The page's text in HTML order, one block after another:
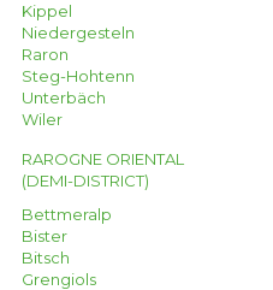
Kippel
Niedergesteln
Raron
Steg-Hohtenn
Unterbäch
Wiler
RAROGNE ORIENTAL
(DEMI-DISTRICT)
Bettmeralp
Bister
Bitsch
Grengiols